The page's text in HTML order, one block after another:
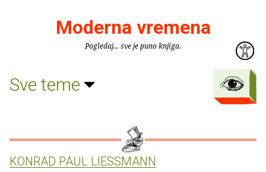
Moderna vremena
Pogledaj... sve je puno knjiga.
Sve teme
KONRAD PAUL LIESSMANN